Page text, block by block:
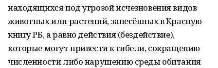
находящихся под угрозой исчезновения видов
животных или растений, занесённых в Красную
книгу РБ, а равно действия (бездействие),
которые могут привести к гибели, сокращению
численности либо нарушению среды обитания